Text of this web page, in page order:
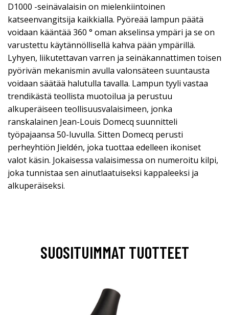
D1000 -seinävalaisin on mielenkiintoinen
katseenvangitsija kaikkialla. Pyöreää lampun päätä
voidaan kääntää 360 ° oman akselinsa ympäri ja se on
varustettu käytännöllisellä kahva pään ympärillä.
Lyhyen, liikutettavan varren ja seinäkannattimen toisen
pyörivän mekanismin avulla valonsäteen suuntausta
voidaan säätää halutulla tavalla. Lampun tyyli vastaa
trendikästä teollista muotoilua ja perustuu
alkuperäiseen teollisuusvalaisimeen, jonka
ranskalainen Jean-Louis Domecq suunnitteli
työpajaansa 50-luvulla. Sitten Domecq perusti
perheyhtiön Jieldén, joka tuottaa edelleen ikoniset
valot käsin. Jokaisessa valaisimessa on numeroitu kilpi,
joka tunnistaa sen ainutlaatuiseksi kappaleeksi ja
alkuperäiseksi.
SUOSITUIMMAT TUOTTEET